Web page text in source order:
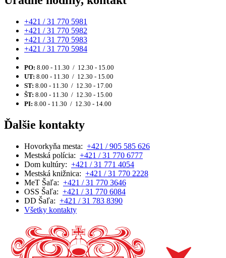
+421 / 31 770 5981
+421 / 31 770 5982
+421 / 31 770 5983
+421 / 31 770 5984
PO: 8.00 - 11.30 / 12.30 - 15.00
UT: 8.00 - 11.30 / 12.30 - 15.00
ST: 8.00 - 11.30 / 12.30 - 17.00
ŠT: 8.00 - 11.30 / 12.30 - 15.00
PI: 8.00 - 11.30 / 12.30 - 14.00
Ďalšie kontakty
Hovorkyňa mesta: +421 / 905 585 626
Mestská polícia: +421 / 31 770 6777
Dom kultúry: +421 / 31 771 4054
Mestská knižnica: +421 / 31 770 2228
MeT Šaľa: +421 / 31 770 3646
OSS Šaľa: +421 / 31 770 6084
DD Šaľa: +421 / 31 783 8390
Všetky kontakty